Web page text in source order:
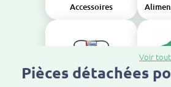
Accessoires
Transmission
Voir
Pièces détachées